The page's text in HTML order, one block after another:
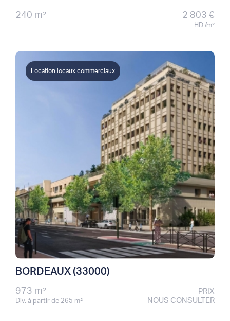
240 m² 2 803 €
HD /m²
Location locaux commerciaux
BORDEAUX (33000)
973 m²
Div. à partir de 265 m²
PRIX
NOUS CONSULTER